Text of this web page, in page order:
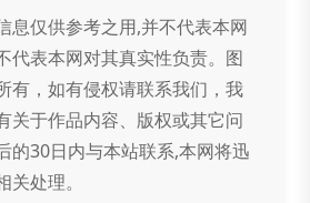
息仅供参考之用,并不代表本网
代表本网对其真实性负责。图
有，如有侵权请联系我们，我
关于作品内容、版权或其它问
的30日内与本站联系,本网将迅
处理。